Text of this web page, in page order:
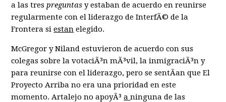
a las tres preguntas y estaban de acuerdo en reunirse
regularmente con el liderazgo de InterfÃ© de la
Frontera siestan elegido.
McGregor y Niland estuvieron de acuerdo con sus
colegas sobre la votaciÃ³n mÃ³vil, la inmigraciÃ³n y
para reunirse con el liderazgo, pero se sentÃ­an que El
Proyecto Arriba no era una prioridad en este
momento. Artalejo no apoyÃ³aninguna de las